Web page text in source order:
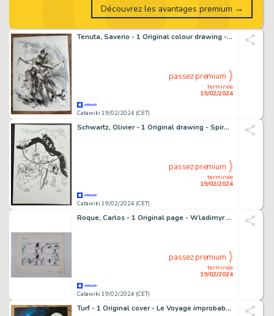
Tenuta, Saverio - 1 Original colour drawing - Legendes des nuees ecarlates - Les trois graces - 2010
Catawiki 19/02/2024 (CET)
terminée
19/02/2024
passez premium
Schwartz, Olivier - 1 Original drawing - Spirou et Fantasio - À la recherche du Marsupilami - 2015
Catawiki 19/02/2024 (CET)
terminée
19/02/2024
passez premium
Roque, Carlos - 1 Original page - Wladimyr - Gag 81 - 1975
Catawiki 19/02/2024 (CET)
terminée
19/02/2024
passez premium
Turf - 1 Original cover - Le Voyage improbable - 4ème plat du tirage de tête - 2015
Découvrez les avantages premium →